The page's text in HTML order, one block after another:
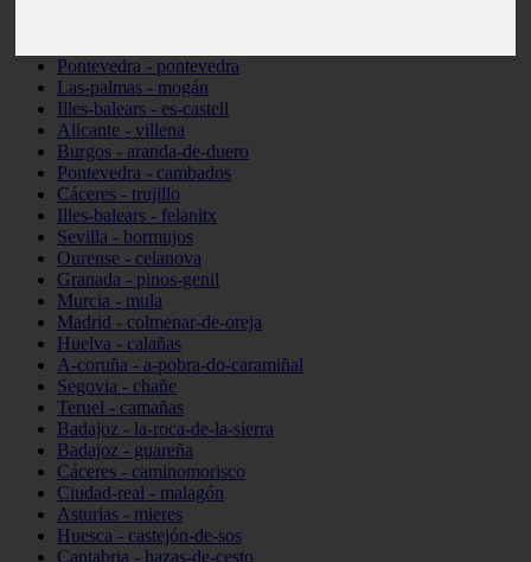
Pontevedra - pontevedra
Las-palmas - mogán
Illes-balears - es-castell
Alicante - villena
Burgos - aranda-de-duero
Pontevedra - cambados
Cáceres - trujillo
Illes-balears - felanitx
Sevilla - bormujos
Ourense - celanova
Granada - pinos-genil
Murcia - mula
Madrid - colmenar-de-oreja
Huelva - calañas
A-coruña - a-pobra-do-caramiñal
Segovia - chañe
Teruel - camañas
Badajoz - la-roca-de-la-sierra
Badajoz - guareña
Cáceres - caminomorisco
Ciudad-real - malagón
Asturias - mieres
Huesca - castejón-de-sos
Cantabria - hazas-de-cesto